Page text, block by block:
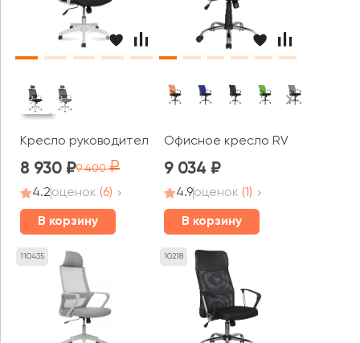
Кресло руководителя Norden Бит белый пластик
8 930 9 400
4.2оценок (6)
В корзину
Офисное кресло RV ЧЕЙР
9 034
4.9оценок (1)
В корзину
110435 10218